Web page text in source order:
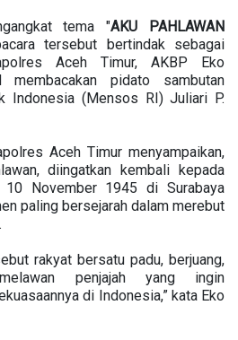
tema "AKU
PAHLAWAN
tersebut bertindak sebagai
Aceh Timur, AKBP Eko
membacakan pidato sambutan
Indonesia (Mensos RI) Juliari P.
Aceh Timur menyampaikan,
diingatkan kembali kepada
10 November 1945 di Surabaya
paling bersejarah dalam merebut
rakyat bersatu padu, berjuang,
penjajah yang ingin
di Indonesia,” kata Eko